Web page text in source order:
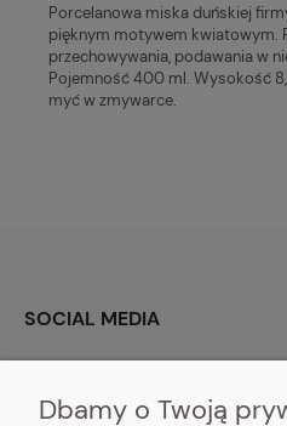
Porcelanowa miska duńskiej
pięknym motywem kwiatowym.
przechowywania, podawania w
Pojemność 400 ml. Wysokość
myć w zmywarce.
SOCIAL MEDIA
Dbamy o Twoją